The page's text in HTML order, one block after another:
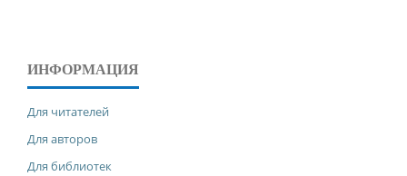
ИНФОРМАЦИЯ
Для читателей
Для авторов
Для библиотек